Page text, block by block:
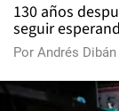
130 años
seguir
Por Andrés